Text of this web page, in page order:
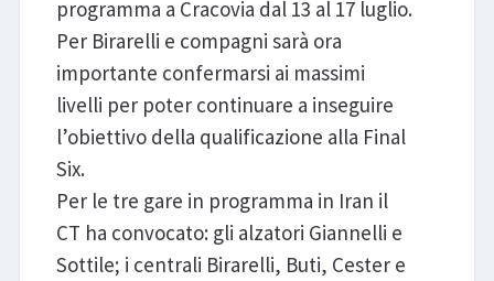
programma a Cracovia dal 13 al 17 luglio.
Per Birarelli e compagni sarà ora
importante confermarsi ai massimi
livelli per poter continuare a inseguire
l’obiettivo della qualificazione alla Final
Six.
Per le tre gare in programma in Iran il
CT ha convocato: gli alzatori Giannelli e
Sottile; i centrali Birarelli, Buti, Cester e